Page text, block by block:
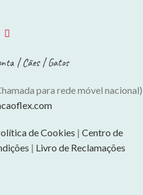
|Cães|Gatos
para rede móvel nacional)
de Cookies | Centro de
| Livro de Reclamações